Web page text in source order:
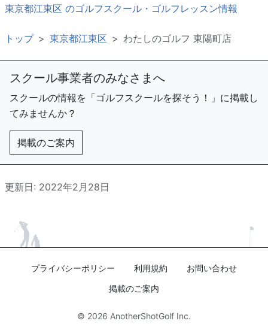
東京都江東区 のゴルフスクール・ゴルフレッスン情報
トップ 東京都江東区 わたしのゴルフ 東陽町店
スクール事業者のみなさまへ
スクールの情報を「ゴルフスクールを探そう！」に掲載し
てみませんか？
掲載のご案内
更新日: 2022年2月28日
プライバシーポリシー 利用規約
お問い合わせ
掲載のご案内
© 2026 AnotherShotGolf Inc.